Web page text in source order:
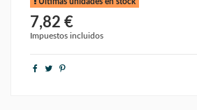
7,82 €
Impuestos incluidos